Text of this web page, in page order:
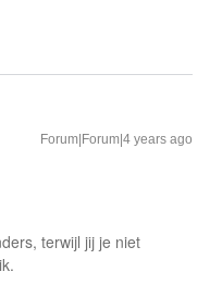
Forum|Forum|4 years ago
terwijl jij je niet